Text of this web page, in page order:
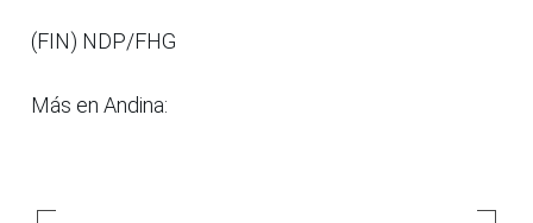
(FIN) NDP/FHG
Más en Andina: